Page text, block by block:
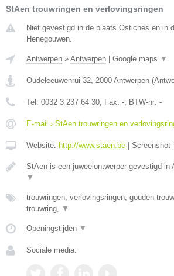
StAen trouwringen en verlovingsringen
Niet gevestigd in de plaats Ostiches en in
Henegouwen.
Antwerpen » Antwerpen | Google maps ▼
Oudeleeuwenrui 32 2000 Antwerpen (
Tel: 0032 3 237 64 30 , Fax: - , BTW-nr: -
E-mail › StAen trouwringen en
Website: http://www.staen.be | Screenshot
StAen is een juweelontwerper gevestigd in
▼
trouwringen, verlovingsringen, gouden
trouwring,
▼
Openingstijden ▼
Sociale media: